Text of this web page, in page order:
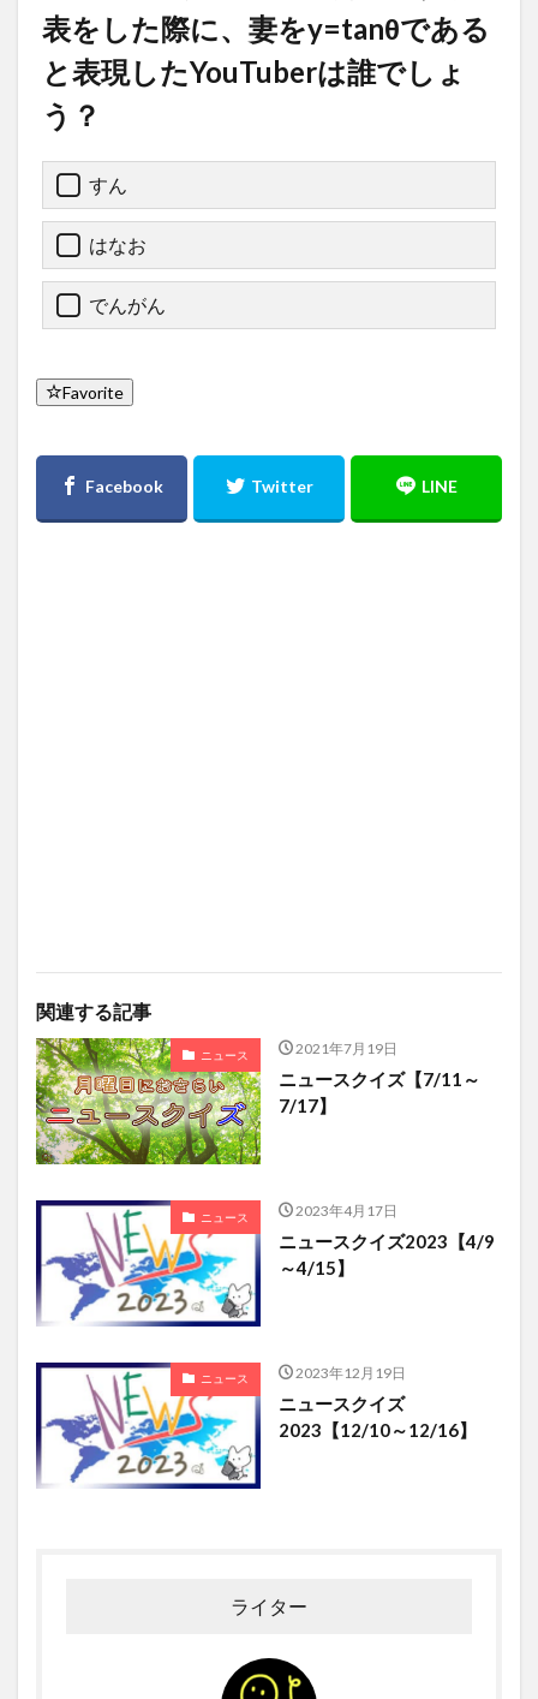
表をした際に、妻をy=tanθである
と表現したYouTuberは誰でしょ
う？
すん
はなお
でんがん
Favorite
関連する記事
ニュース 2021年7月19日
ニュースクイズ【7/11～
7/17】
ニュース 2023年4月17日
ニュースクイズ2023【4/9
～4/15】
ニュース 2023年12月19日
ニュースクイズ
2023【12/10～12/16】
ライター